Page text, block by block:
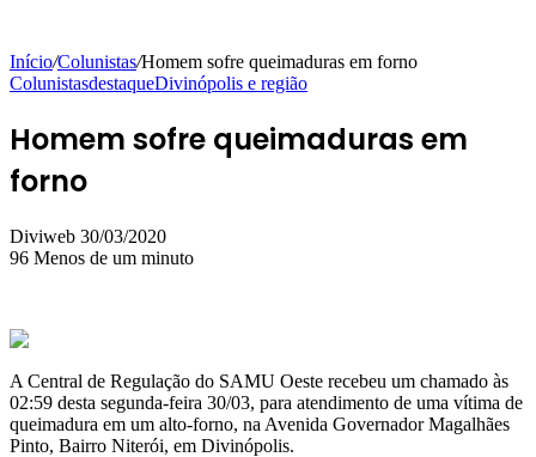
Início/Colunistas/Homem sofre queimaduras em forno
ColunistasdestaqueDivinópolis e região
Homem sofre queimaduras em
forno
Diviweb Mande
um
30/03/2020
96 Menos de um minuto
A Central de Regulação do SAMU Oeste recebeu um chamado às
02:59 desta segunda-feira 30/03, para atendimento de uma vítima de
queimadura em um alto-forno, na Avenida Governador Magalhães
Pinto, Bairro Niterói, em Divinópolis.